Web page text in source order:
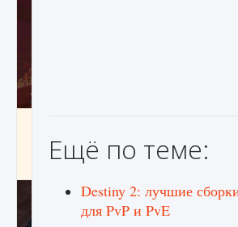
игре Creatures of Ava
9 августа 2024 1 218
Ещё по теме:
Destiny 2: лучшие
для PvP и PvE